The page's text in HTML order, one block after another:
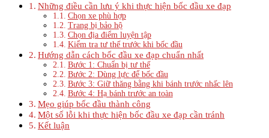
Những điều cần lưu ý khi thực hiện bốc đầu xe đạp
Chọn xe phù hợp
Trang bị bảo hộ
Chọn địa điểm luyện tập
Kiểm tra tư thế trước khi bốc đầu
Hướng dẫn cách bốc đầu xe đạp chuẩn nhất
Bước 1: Chuẩn bị tư thế
Bước 2: Dùng lực để bốc đầu
Bước 3: Giữ thăng bằng khi bánh trước nhấc lên
Bước 4: Hạ bánh trước an toàn
Mẹo giúp bốc đầu thành công
Một số lỗi khi thực hiện bốc đầu xe đạp cần tránh
Kết luận